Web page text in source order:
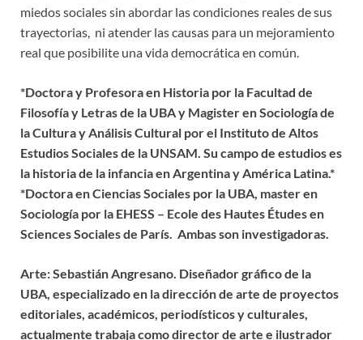
miedos sociales sin abordar las condiciones reales de sus
trayectorias, ni atender las causas para un mejoramiento
real que posibilite una vida democrática en común.
*Doctora y Profesora en Historia por la Facultad de
Filosofía y Letras de la UBA y Magister en Sociología de
la Cultura y Análisis Cultural por el Instituto de Altos
Estudios Sociales de la UNSAM. Su campo de estudios es
la historia de la infancia en Argentina y América Latina.*
*Doctora en Ciencias Sociales por la UBA, master en
Sociología por la EHESS – Ecole des Hautes Études en
Sciences Sociales de París. Ambas son investigadoras.
Arte: Sebastián Angresano. Diseñador gráfico de la
UBA, especializado en la dirección de arte de proyectos
editoriales, académicos, periodísticos y culturales,
actualmente trabaja como director de arte e ilustrador